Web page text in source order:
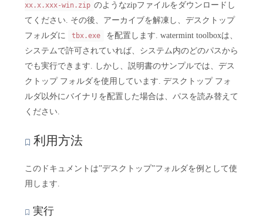
xx.x.xxx-win.zip のようなzipファイルをダウンロードし
てください. その後、アーカイブを解凍し、デスクトップ
フォルダに
tbx.exe
を配置します. watermint toolboxは、
システムで許可されていれば、システム内のどのパスから
でも実行できます. しかし、説明書のサンプルでは、デス
クトップ フォルダを使用しています. デスクトップ フォ
ルダ以外にバイナリを配置した場合は、パスを読み替えて
ください.
利用方法
このドキュメントは”デスクトップ”フォルダを例として使
用します.
実行